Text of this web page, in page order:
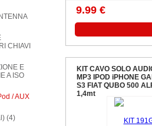
CHIAVI
E
A ISO
/ AUX
(4)
9.99 €
KIT CAVO SOLO
MP3 IPOD iPHONE
S3 FIAT QUBO 500
1,4mt